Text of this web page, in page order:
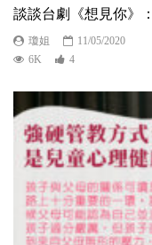
談談台劇《想見你》
瓊姐
11/05/2020
6K
4